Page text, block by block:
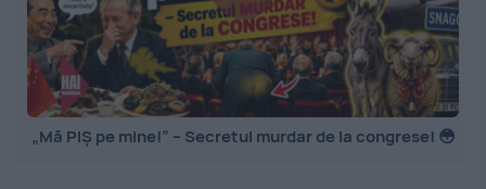
„Mă PIȘ pe mine!” – Secretul murdar de la congrese! 😳